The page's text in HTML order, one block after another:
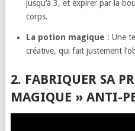
jusqu’à 3, et expirer par la
corps.
La potion magique : Une
créative, qui fait justement
2. FABRIQUER SA
MAGIQUE » ANTI-